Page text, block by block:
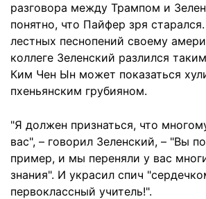
разговора между Трампом и
понятно, что Пайфер зря
лестных песнопений своему
коллеге Зеленский разлился
Ким Чен Ын может показаться
пхеньянским грубияном.
"Я должен признаться, что
вас", – говорил Зеленский, – "Вы
пример, и мы переняли у вас
знания". И украсил спич
первоклассный учитель!".